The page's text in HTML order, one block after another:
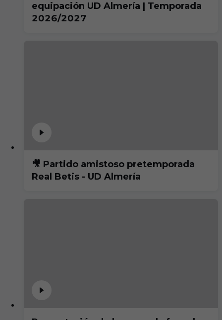
equipación UD Almería | Temporada
2026/2027
🎥 Partido amistoso pretemporada
Real Betis - UD Almería